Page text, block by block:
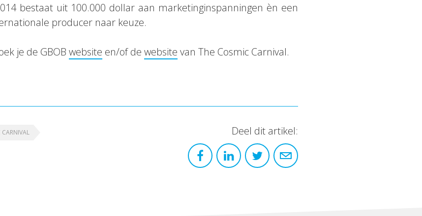
bestaat uit 100.000 dollar aan marketinginspanningen èn een
producer naar keuze.
je de GBOB website en/of de website van The Cosmic Carnival.
CARNIVAL Deel dit artikel: